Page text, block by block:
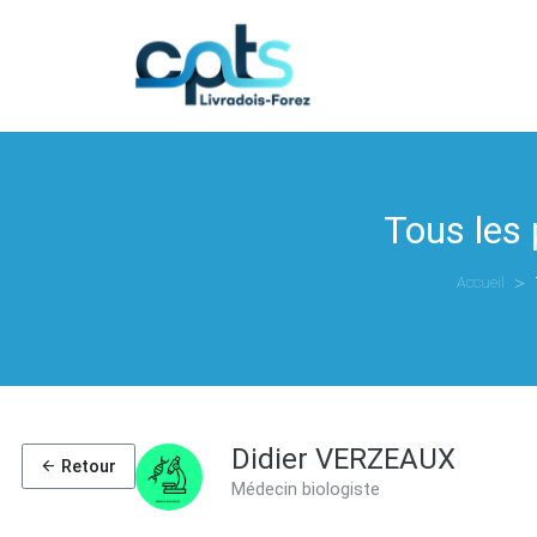
Tous les
Accueil
Retour Didier VERZEAUX
Médecin biologiste